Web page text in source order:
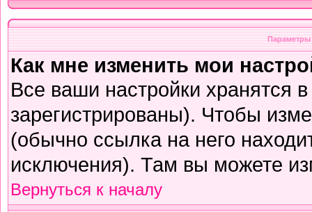
Параметры
Как мне изменить мои
Все ваши настройки хранятся
зарегистрированы). Чтобы
(обычно ссылка на него
исключения). Там вы можете
Вернуться к началу